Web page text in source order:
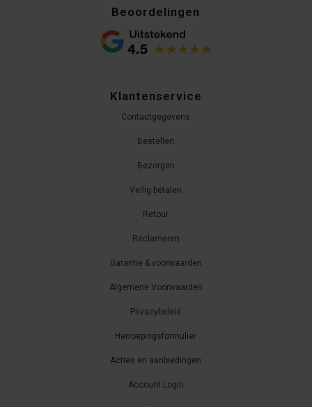
Beoordelingen
Klantenservice
Contactgegevens
Bestellen
Bezorgen
Veilig betalen
Retour
Reclameren
Garantie & voorwaarden
Algemene Voorwaarden
Privacybeleid
Herroepingsformulier
Acties en aanbiedingen
Account Login